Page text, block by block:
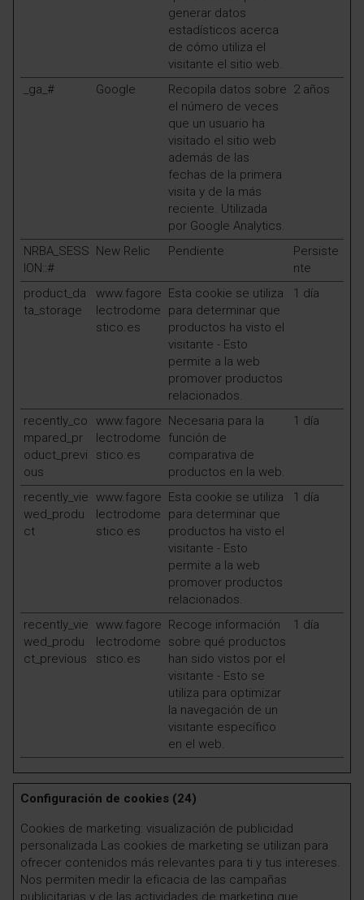
generar datos
estadísticos acerca
de cómo utiliza el
visitante el sitio web.
_ga_# Google
Recopila datos sobre
el número de veces
que un usuario ha
visitado el sitio web
además de las
fechas de la primera
visita y de la más
reciente. Utilizada
por Google Analytics.
2 años
NRBA_SESS
ION::#
New Relic Pendiente
Persiste
nte
product_da
ta_storage
www.fagore
lectrodome
stico.es
Esta cookie se utiliza
para determinar que
productos ha visto el
visitante - Esto
permite a la web
promover productos
relacionados.
1 día
recently_co
mpared_pr
oduct_previ
ous
www.fagore
lectrodome
stico.es
Necesaria para la
función de
comparativa de
productos en la web.
1 día
recently_vie
wed_produ
ct
www.fagore
lectrodome
stico.es
Esta cookie se utiliza
para determinar que
productos ha visto el
visitante - Esto
permite a la web
promover productos
relacionados.
1 día
recently_vie
wed_produ
ct_previous
www.fagore
lectrodome
stico.es
Recoge información
sobre qué productos
han sido vistos por el
visitante - Esto se
utiliza para optimizar
la navegación de un
visitante específico
en el web.
1 día
Configuración de cookies (24)
Cookies de marketing: visualización de publicidad
personalizada Las cookies de marketing se utilizan para
ofrecer contenidos más relevantes para ti y tus intereses.
Nos permiten medir la eficacia de las campañas
publicitarias y de las actividades de marketing que